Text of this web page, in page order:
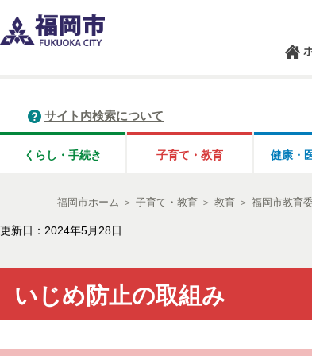
サイト内検索について
くらし・手続き 子育て・教育 健康・
福岡市ホーム ＞ 子育て・教育 ＞ 教育 ＞ 福岡市教育
更新日：2024年5月28日
いじめ防止の取組み